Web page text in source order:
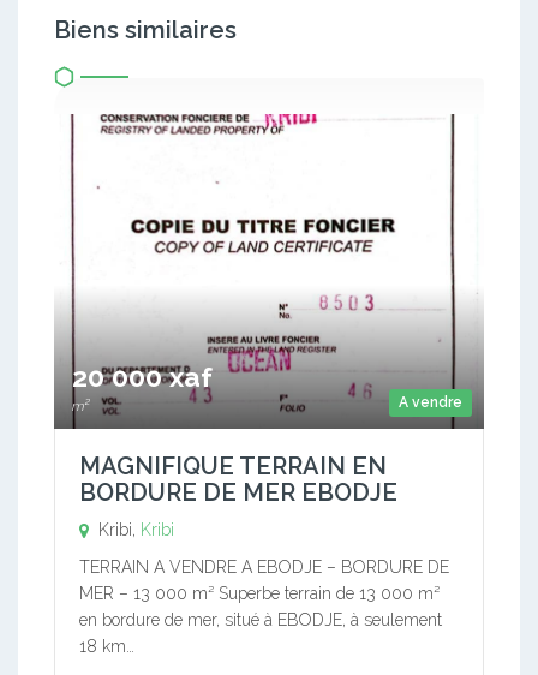
Biens similaires
A vendre
20 000 xaf
m²
MAGNIFIQUE TERRAIN EN
BORDURE DE MER EBODJE
Kribi,
Kribi
TERRAIN A VENDRE A EBODJE – BORDURE DE
MER – 13 000 m² Superbe terrain de 13 000 m²
en bordure de mer, situé à EBODJE, à seulement
18 km…